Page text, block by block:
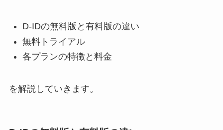
D-IDの無料版と有料版の違い
無料トライアル
各プランの特徴と料金
を解説していきます。